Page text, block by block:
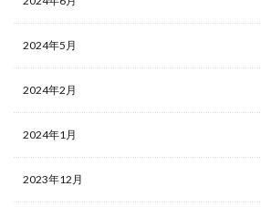
2024年5月
2024年2月
2024年1月
2023年12月